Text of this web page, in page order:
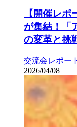
【開催レ
が集結！「
の変革と挑
交流会レポート
2026/04/08